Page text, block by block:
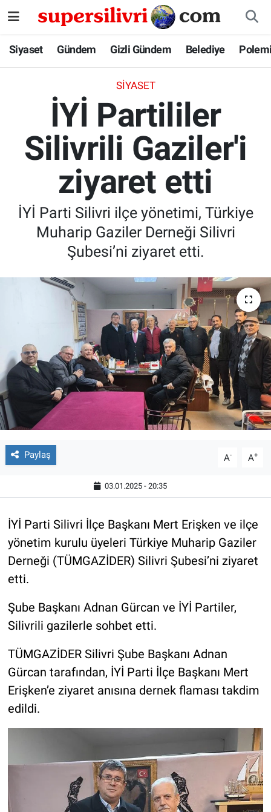
Siyaset Gündem Gizli Gündem Belediye
SIYASET
İYİ Partililer
Silivrili Gaziler'i
ziyaret etti
İYİ Parti Silivri ilçe yönetimi, Türkiye
Muharip Gaziler Derneği Silivri
Şubesi’ni ziyaret etti.
Paylaş A- A+
03.01.2025 - 20:35
İYİ Parti Silivri İlçe Başkanı Mert Erişken ve ilçe
yönetim kurulu üyeleri Türkiye Muharip Gaziler
Derneği (TÜMGAZİDER) Silivri Şubesi’ni ziyaret
etti.
Şube Başkanı Adnan Gürcan ve İYİ Partiler,
Silivrili gazilerle sohbet etti.
TÜMGAZİDER Silivri Şube Başkanı Adnan
Gürcan tarafından, İYİ Parti İlçe Başkanı Mert
Erişken’e ziyaret anısına dernek flaması takdim
edildi.
Siyaset
Gizli Gündem
Belediye
İstanbul Nöbetçi Eczaneler
İstanbul Hava Durumu
İstanbul Namaz Vakitleri
İstanbul Trafik Yoğunluk Haritası
Süper Lig Puan Durumu ve Fikstür
Tüm Manşetler
Son Dakika Haberleri
Haber Arşivi